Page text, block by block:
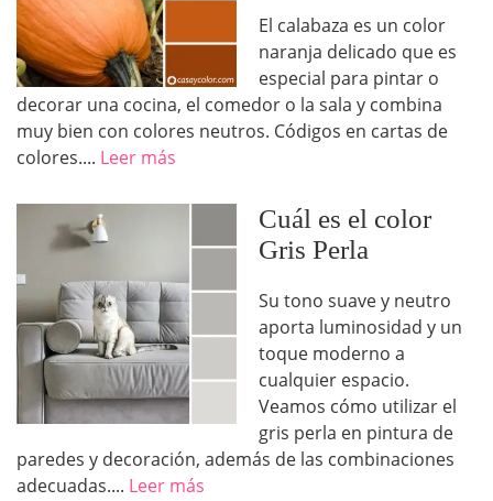
El calabaza es un color
naranja delicado que es
especial para pintar o
decorar una cocina, el comedor o la sala y combina
muy bien con colores neutros. Códigos en cartas de
colores.... Leer más
Cuál es el color
Gris Perla
Su tono suave y neutro
aporta luminosidad y un
toque moderno a
cualquier espacio.
Veamos cómo utilizar el
gris perla en pintura de
paredes y decoración, además de las combinaciones
adecuadas.... Leer más